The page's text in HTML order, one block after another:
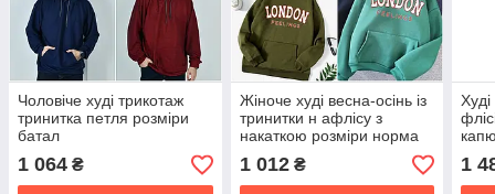
Чоловіче худі трикотаж
тринитка петля розміри
батал
1 064 ₴
Жіноче худі весна-осінь із
тринитки н афлісу з
накаткою розміри норма
та батал
1 012₴ 1